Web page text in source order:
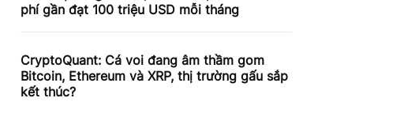
phí gần đạt 100 triệu USD mỗi tháng
CryptoQuant: Cá voi đang âm thầm gom
Bitcoin, Ethereum và XRP, thị trường gấu sắp
kết thúc?